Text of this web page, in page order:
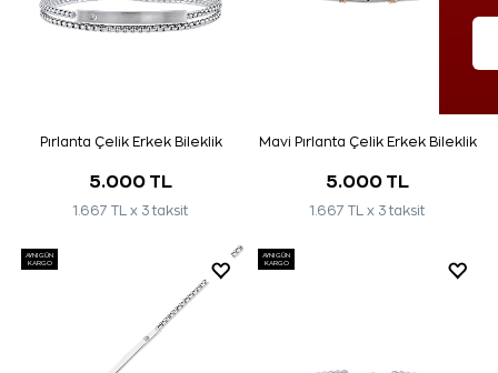
Pırlanta Çelik Erkek Bileklik
5.000 TL
1.667 TL x 3 taksit
Mavi Pırlanta Çelik Erkek Bileklik
5.000 TL
1.667 TL x 3 taksit
AYNI GÜN
KARGO
AYNI GÜN
KARGO